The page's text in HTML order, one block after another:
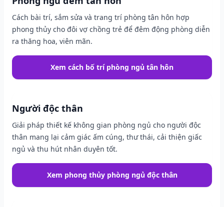
Cách bài trí, sắm sửa và trang trí phòng tân hôn hợp
phong thủy cho đôi vợ chồng trẻ để đêm động phòng diễn
ra thăng hoa, viên mãn.
Xem cách bố trí phòng ngủ tân hôn
Người độc thân
Giải pháp thiết kế không gian phòng ngủ cho người độc
thân mang lại cảm giác ấm cúng, thư thái, cải thiện giấc
ngủ và thu hút nhân duyên tốt.
Xem phong thủy phòng ngủ độc thân